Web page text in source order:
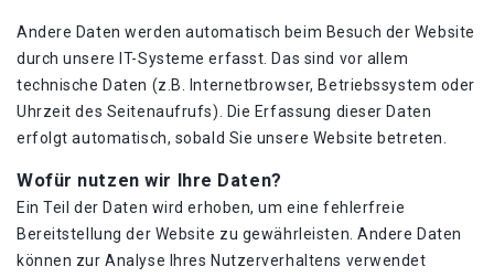
Andere Daten werden automatisch beim Besuch der Website
durch unsere IT-Systeme erfasst. Das sind vor allem
technische Daten (z.B. Internetbrowser, Betriebssystem oder
Uhrzeit des Seitenaufrufs). Die Erfassung dieser Daten
erfolgt automatisch, sobald Sie unsere Website betreten.
Wofür nutzen wir Ihre Daten?
Ein Teil der Daten wird erhoben, um eine fehlerfreie
Bereitstellung der Website zu gewährleisten. Andere Daten
können zur Analyse Ihres Nutzerverhaltens verwendet